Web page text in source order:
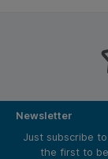
Newsletter
Just subscribe
the first to